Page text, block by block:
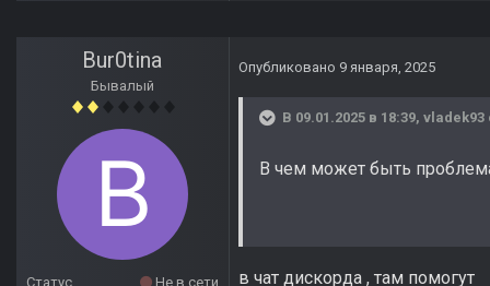
Bur0tina
Бывалый
Статус Не в сети
Опубликовано 9 января, 2025
В 09.01.2025 в 18:39, vladek93
В чем может быть
в чат дискорда , там помогут